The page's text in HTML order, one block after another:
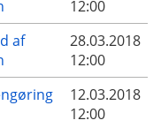
12:00
af
28.03.2018
12:00
12.03.2018
12:00